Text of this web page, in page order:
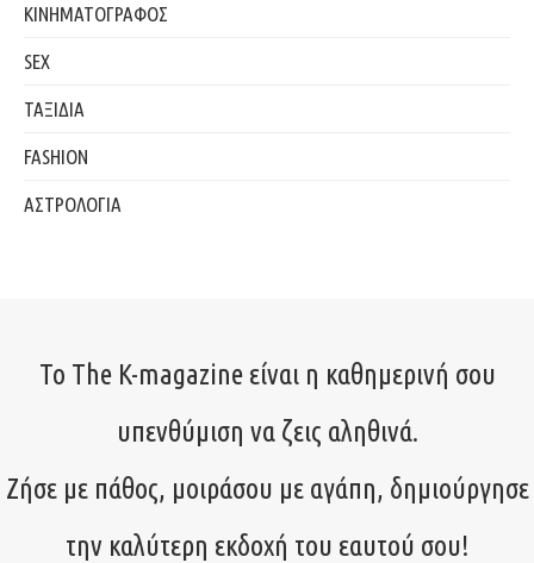
ΚΙΝΗΜΑΤΟΓΡΑΦΟΣ
SEX
ΤΑΞΙΔΙΑ
FASHION
ΑΣΤΡΟΛΟΓΙΑ
Το The K-magazine είναι η καθημερινή σου
υπενθύμιση να ζεις αληθινά.
Ζήσε με πάθος, μοιράσου με αγάπη, δημιούργησε
την καλύτερη εκδοχή του εαυτού σου!